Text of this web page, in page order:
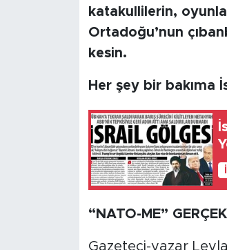
katakullilerin,
Ortadoğu’nun
kesin.
Her şey bir bakıma
“NATO-ME”
Gazeteci-yazar